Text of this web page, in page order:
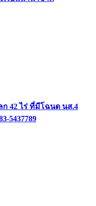
42 ไร่ ที่มีโฉนด นส.4
5437789